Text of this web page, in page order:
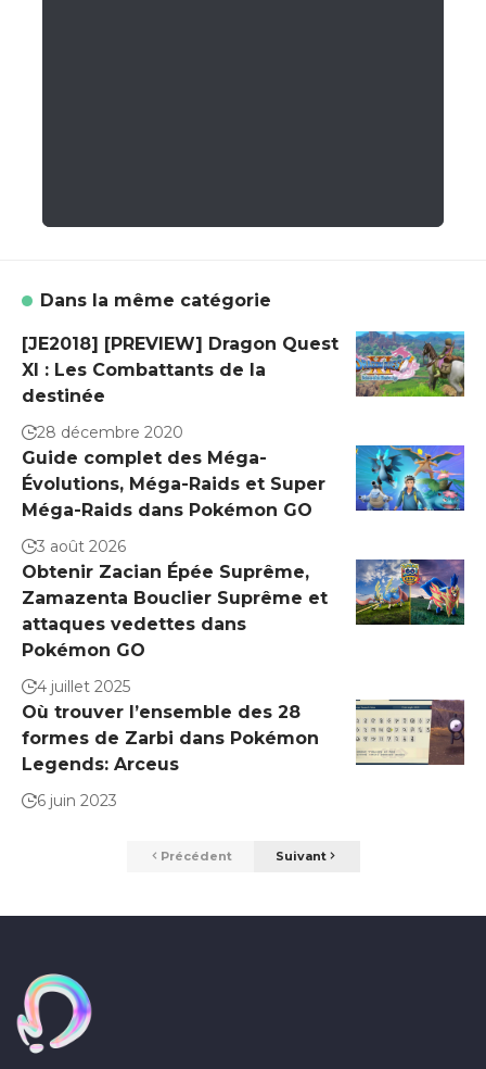
Dans la même catégorie
[JE2018] [PREVIEW] Dragon Quest
XI : Les Combattants de la
destinée
28 décembre 2020
Guide complet des Méga-
Évolutions, Méga-Raids et Super
Méga-Raids dans Pokémon GO
3 août 2026
Obtenir Zacian Épée Suprême,
Zamazenta Bouclier Suprême et
attaques vedettes dans
Pokémon GO
4 juillet 2025
Où trouver l’ensemble des 28
formes de Zarbi dans Pokémon
Legends: Arceus
6 juin 2023
Précédent Suivant